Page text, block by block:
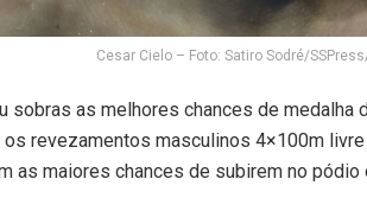
Cesar Cielo – Foto: Satiro Sodré/
sobras as melhores chances de
os revezamentos masculinos 4×100m
as maiores chances de subirem no pódio